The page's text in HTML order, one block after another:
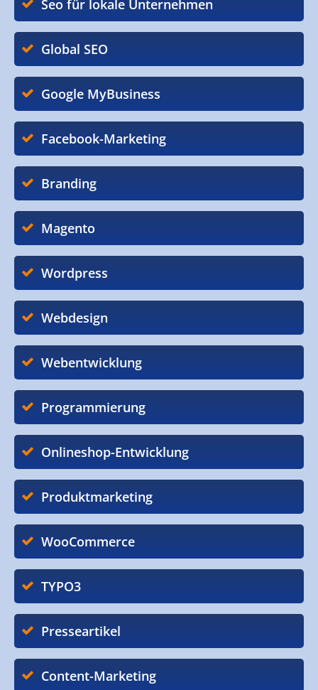
Seo für lokale Unternehmen
Global SEO
Google MyBusiness
Facebook-Marketing
Branding
Magento
Wordpress
Webdesign
Webentwicklung
Programmierung
Onlineshop-Entwicklung
Produktmarketing
WooCommerce
TYPO3
Presseartikel
Content-Marketing